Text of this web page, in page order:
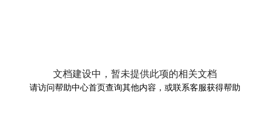
文档建设中，暂未提供此项的相关文档
请访问帮助中心首页查询其他内容，或联系客服获得帮助